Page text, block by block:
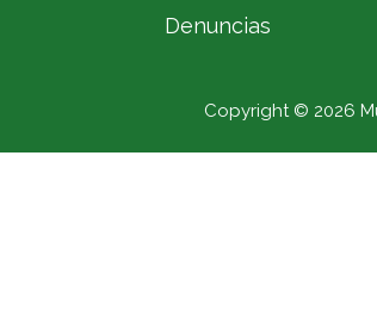
Denuncias
Copyright © 2026